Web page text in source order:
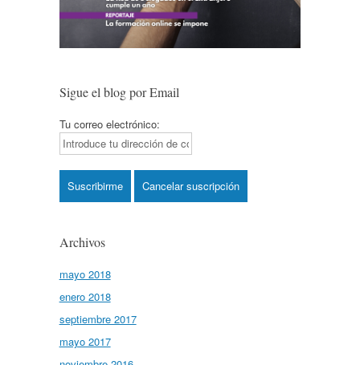
Sigue el blog por Email
Tu correo electrónico:
Archivos
mayo 2018
enero 2018
septiembre 2017
mayo 2017